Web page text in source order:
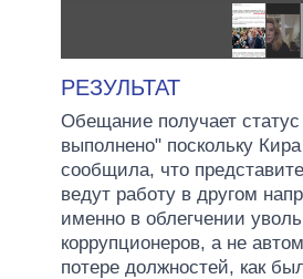
РЕЗУЛЬТАТ
Обещание получает
выполнено" поскольку
сообщила, что
ведут работу в другом
именно в облегчении
коррупционеров, а не
потере должностей, как